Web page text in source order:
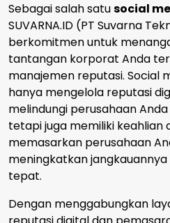
Sebagai salah satusocial
SUVARNA.ID (PT Suvarna
berkomitmen untuk
tantangan korporat Anda
manajemen reputasi. Social
hanya mengelola reputasi
melindungi perusahaan
tetapi juga memiliki keahlian
memasarkan perusahaan
meningkatkan
tepat.
Dengan menggabungkan